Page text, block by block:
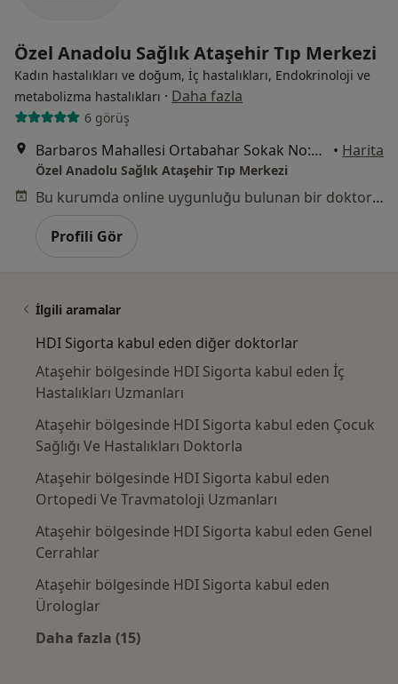
Özel Anadolu Sağlık Ataşehir Tıp Merkezi
Kadın hastalıkları ve doğum, İç hastalıkları, Endokrinoloji ve
metabolizma hastalıkları · Daha fazla
6 görüş
Barbaros Mahallesi Ortabahar Sokak No:28, Ataşehir • Harita
Özel Anadolu Sağlık Ataşehir Tıp Merkezi
Bu kurumda online uygunluğu bulunan bir doktor veya uzman bulunamadı
Profili Gör
İlgili aramalar
HDI Sigorta kabul eden diğer doktorlar
Ataşehir bölgesinde HDI Sigorta kabul eden İç
Hastalıkları Uzmanları
Ataşehir bölgesinde HDI Sigorta kabul eden Çocuk
Sağlığı Ve Hastalıkları Doktorla
Ataşehir bölgesinde HDI Sigorta kabul eden
Ortopedi Ve Travmatoloji Uzmanları
Ataşehir bölgesinde HDI Sigorta kabul eden Genel
Cerrahlar
Ataşehir bölgesinde HDI Sigorta kabul eden
Ürologlar
Daha fazla (15)